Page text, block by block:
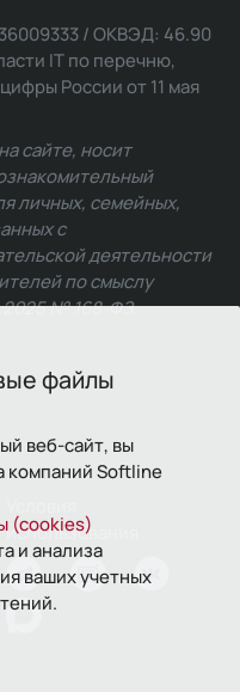
файлы
веб-сайт, вы
компаний Softline
(cookies)
и анализа
ваших учетных
/ ОКВЭД: 46.90
IT по перечню,
России от 11 мая
сайте, носит
личных, семейных,
с
деятельности
по смыслу
№ 168-ФЗ.
использования